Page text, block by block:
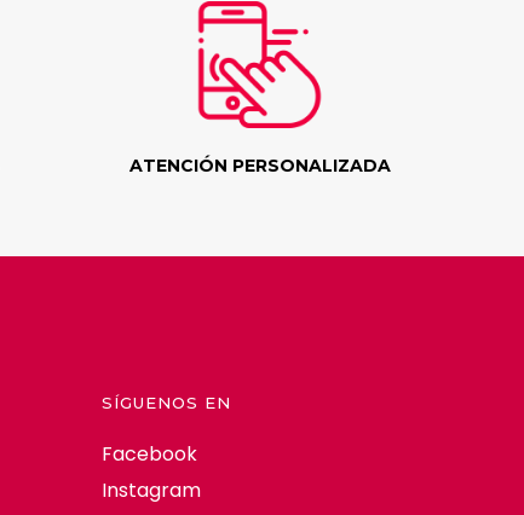
ATENCIÓN PERSONALIZADA
SÍGUENOS EN
Facebook
Instagram